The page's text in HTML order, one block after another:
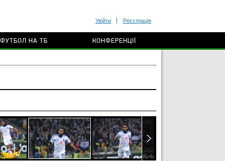
Увійти Реєстрація
ФУТБОЛ НА ТБ КОНФЕРЕНЦІЇ